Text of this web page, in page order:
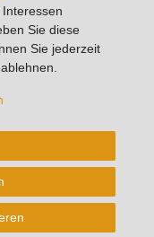
✨ ✨
Sie diese
Sie jederzeit